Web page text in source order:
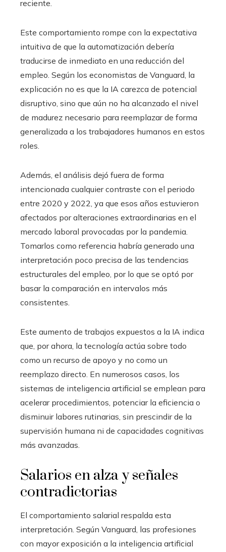
reciente.
Este comportamiento rompe con la expectativa
intuitiva de que la automatización debería
traducirse de inmediato en una reducción del
empleo. Según los economistas de Vanguard, la
explicación no es que la IA carezca de potencial
disruptivo, sino que aún no ha alcanzado el nivel
de madurez necesario para reemplazar de forma
generalizada a los trabajadores humanos en estos
roles.
Además, el análisis dejó fuera de forma
intencionada cualquier contraste con el periodo
entre 2020 y 2022, ya que esos años estuvieron
afectados por alteraciones extraordinarias en el
mercado laboral provocadas por la pandemia.
Tomarlos como referencia habría generado una
interpretación poco precisa de las tendencias
estructurales del empleo, por lo que se optó por
basar la comparación en intervalos más
consistentes.
Este aumento de trabajos expuestos a la IA indica
que, por ahora, la tecnología actúa sobre todo
como un recurso de apoyo y no como un
reemplazo directo. En numerosos casos, los
sistemas de inteligencia artificial se emplean para
acelerar procedimientos, potenciar la eficiencia o
disminuir labores rutinarias, sin prescindir de la
supervisión humana ni de capacidades cognitivas
más avanzadas.
Salarios en alza y señales
contradictorias
El comportamiento salarial respalda esta
interpretación. Según Vanguard, las profesiones
con mayor exposición a la inteligencia artificial